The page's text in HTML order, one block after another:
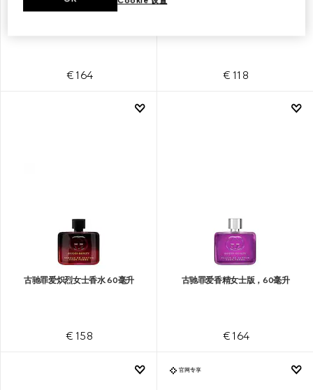
€ 164 € 118
古驰罪爱炽烈女士香水 60毫升
€ 158
古驰罪爱香精女士版，60毫升
€ 164
官网专享